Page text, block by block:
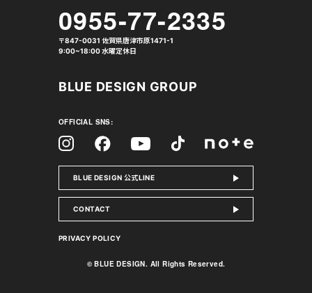
0955-77-2335
〒847-0031 佐賀県唐津市原1471-1
9:00~18:00 水曜定休日
BLUE DESIGN GROUP
OFFICIAL SNS:
InstagramFacebookYouTubeTiktok
BLUE DESIGN 公式LINE
CONTACT
PRIVACY POLICY
© BLUE DESIGN. All Rights Reserved.